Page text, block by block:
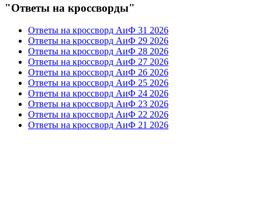
"Ответы на кроссворды"
Ответы на кроссворд АиФ 31 2026
Ответы на кроссворд АиФ 29 2026
Ответы на кроссворд АиФ 28 2026
Ответы на кроссворд АиФ 27 2026
Ответы на кроссворд АиФ 26 2026
Ответы на кроссворд АиФ 25 2026
Ответы на кроссворд АиФ 24 2026
Ответы на кроссворд АиФ 23 2026
Ответы на кроссворд АиФ 22 2026
Ответы на кроссворд АиФ 21 2026